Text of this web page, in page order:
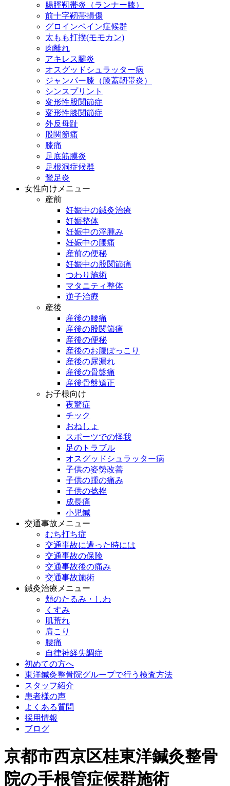
腸脛靭帯炎（ランナー膝）
前十字靭帯損傷
グロインペイン症候群
太もも打撲(モモカン)
肉離れ
アキレス腱炎
オスグッドシュラッター病
ジャンパー膝（膝蓋靭帯炎）
シンスプリント
変形性股関節症
変形性膝関節症
外反母趾
股関節痛
膝痛
足底筋膜炎
足根洞症候群
鵞足炎
女性向けメニュー
産前
妊娠中の鍼灸治療
妊娠整体
妊娠中の浮腫み
妊娠中の腰痛
産前の便秘
妊娠中の股関節痛
つわり施術
マタニティ整体
逆子治療
産後
産後の腰痛
産後の股関節痛
産後の便秘
産後のお腹ぽっこり
産後の尿漏れ
産後の骨盤痛
産後骨盤矯正
お子様向け
夜驚症
チック
おねしょ
スポーツでの怪我
足のトラブル
オスグッドシュラッター病
子供の姿勢改善
子供の踵の痛み
子供の捻挫
成長痛
小児鍼
交通事故メニュー
むち打ち症
交通事故に遭った時には
交通事故の保険
交通事故後の痛み
交通事故施術
鍼灸治療メニュー
頬のたるみ・しわ
くすみ
肌荒れ
肩こり
腰痛
自律神経失調症
初めての方へ
東洋鍼灸整骨院グループで行う検査方法
スタッフ紹介
患者様の声
よくある質問
採用情報
ブログ
京都市西京区桂東洋鍼灸整骨
院の手根管症候群施術